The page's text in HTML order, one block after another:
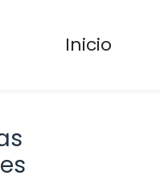
Inicio